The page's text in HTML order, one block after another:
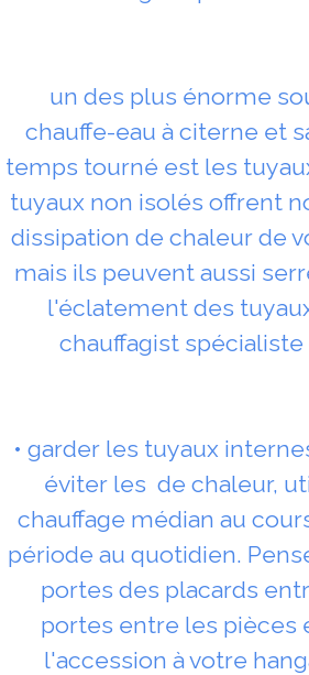
un des plus énorme
chauffe-eau à citerne et
temps tourné est les
tuyaux non isolés offrent
dissipation de chaleur de
mais ils peuvent aussi
l'éclatement des
chauffagist
• garder les tuyaux
éviter les de chaleur,
chauffage médian au
période au quotidien.
portes des placards
portes entre les pièces
l'accession à votre